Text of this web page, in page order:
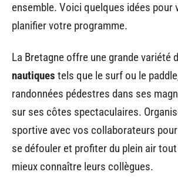
ensemble. Voici quelques idées pour
planifier votre programme.
La Bretagne offre une grande variété
nautiques tels que le surf ou le
randonnées pédestres dans ses
sur ses côtes spectaculaires.
sportive avec vos collaborateurs
se défouler et profiter du plein air
mieux connaître leurs collègues.